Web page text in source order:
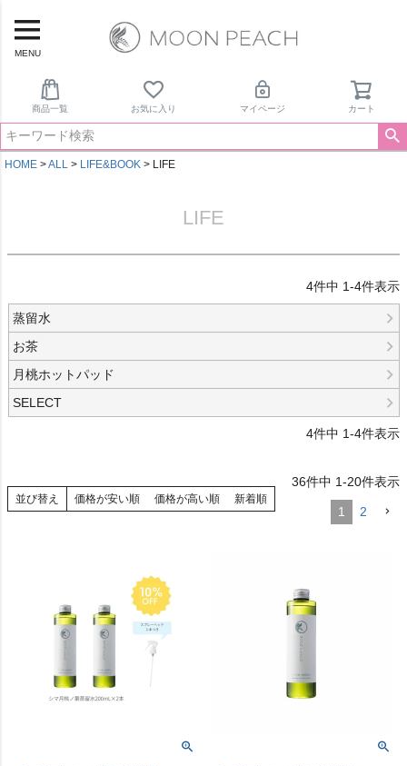
MENU
商品一覧 お気に入り マイページ カート
HOME ALL LIFE&BOOK LIFE
LIFE
4件中 1-4件表示
蒸留水
お茶
月桃ホットパッド
SELECT
4件中 1-4件表示
並び替え 価格が安い順 価格が高い順 新着順
36件中 1-20件表示
1 2